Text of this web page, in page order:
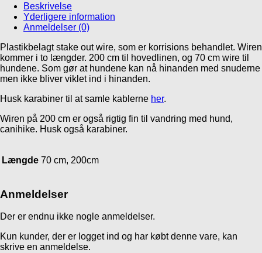
Fortsæt med at handle
Beskrivelse
Yderligere information
Anmeldelser (0)
Plastikbelagt stake out wire, som er korrisions behandlet. Wiren
kommer i to længder. 200 cm til hovedlinen, og 70 cm wire til
hundene. Som gør at hundene kan nå hinanden med snuderne
men ikke bliver viklet ind i hinanden.
Husk karabiner til at samle kablerne her.
Wiren på 200 cm er også rigtig fin til vandring med hund,
canihike. Husk også karabiner.
Længde 70 cm, 200cm
Anmeldelser
Der er endnu ikke nogle anmeldelser.
Kun kunder, der er logget ind og har købt denne vare, kan
skrive en anmeldelse.